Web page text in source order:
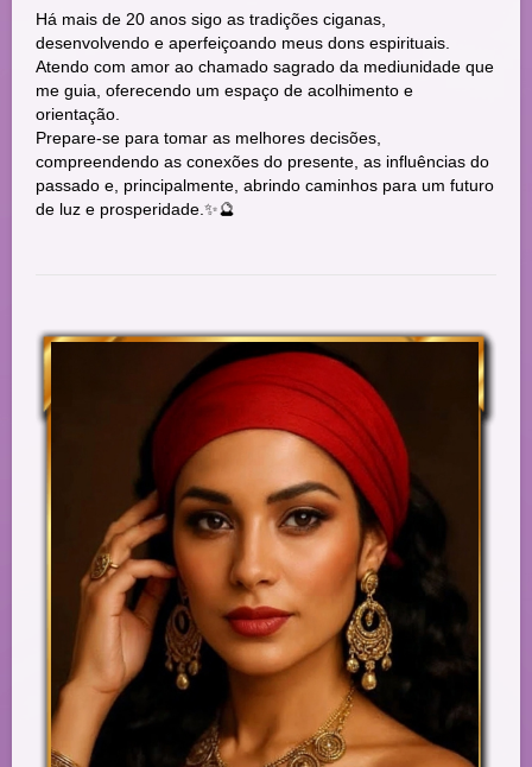
Há mais de 20 anos sigo as tradições ciganas,
desenvolvendo e aperfeiçoando meus dons espirituais.
Atendo com amor ao chamado sagrado da mediunidade que
me guia, oferecendo um espaço de acolhimento e
orientação.
Prepare-se para tomar as melhores decisões,
compreendendo as conexões do presente, as influências do
passado e, principalmente, abrindo caminhos para um futuro
de luz e prosperidade.✨🔮